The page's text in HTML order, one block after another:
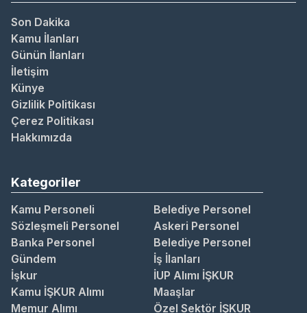
Son Dakika
Kamu İlanları
Günün İlanları
İletişim
Künye
Gizlilik Politikası
Çerez Politikası
Hakkımızda
Kategoriler
Kamu Personeli
Belediye Personel
Sözleşmeli Personel
Askeri Personel
Banka Personel
Belediye Personel
Gündem
İş İlanları
İşkur
İUP Alımı İŞKUR
Kamu İŞKUR Alımı
Maaşlar
Memur Alımı
Özel Sektör İŞKUR